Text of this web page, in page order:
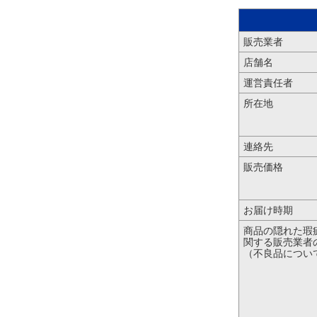
販売業者
店舗名
運営責任者
所在地
連絡先
販売価格
お届け時期
商品の隠れた瑕
関する販売業者
（不良品につい